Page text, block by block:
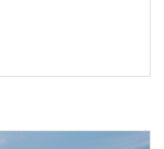
Next